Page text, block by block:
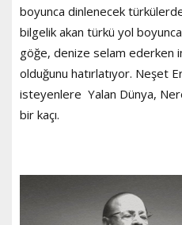
boyunca dinlenecek
bilgelik akan türkü yol
göğe, denize selam ederken
olduğunu hatırlatıyor. Neşet
isteyenlere Yalan Dünya,
bir kaçı.